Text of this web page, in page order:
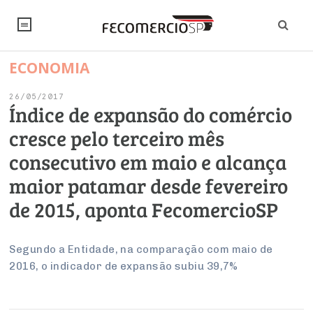
NOTÍCIAS
Editorial
Artigos
Institucional
Debates Fecomercio-SP
PROJETOS ESPECIAIS:
UM BRASIL
Economia
Pesquisas
Brasil
Modernização do Estado
Economia Digital
Legislação
Trabalho
Arbitragem e Mediação
Negócios
Atacado
Sustentabilidade
SINDICATOS
PESQUISAS
FALE CONOSCO
INSTITUCIONAL
Imprensa
CONSELHOS
ECONOMIA
26/05/2017
Índice de expansão do comércio
cresce pelo terceiro mês
consecutivo em maio e alcança
maior patamar desde fevereiro
de 2015, aponta FecomercioSP
Segundo a Entidade, na comparação com maio de
2016, o indicador de expansão subiu 39,7%